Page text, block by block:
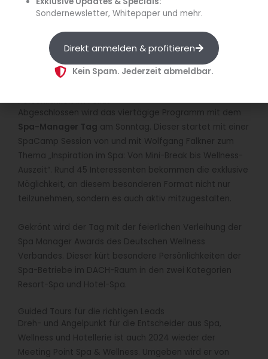
aus Wellness und Spa und beleuchten u. a. die
Umsetzung von Umwelt- und Klimaschutz. Ein Highlight ist
die Vorstellung der Benchmark-Studie Spa & Wellness
2024, welche der Deutsche Wellness Verband
gemeinsam mit der IST-Hochschule durchgeführt hat.
Persönlichkeit im Fokus
Abgeschlossen wird das viertägige Programm mit dem
Spa-Manager Tag am Sonntag. Dieser startet mit einer
SpaCamp Session von und mit Wolfgang Falkner zum
Thema „Inspiration im Spa: Von Mini-Break bis Wellness-
Auszeit“. Rund 45 Interessenten bekommen die exklusive
Möglichkeit, an diesem besonderen Format nicht nur
teilzunehmen, sondern es auch aktiv mitzugestalten.
Gekrönt wird der Tag mit der feierlichen Verleihung der
Spa Manager Awards des Deutschen Wellness
Verbandes. Dieser kürt besondere Persönlichkeiten der
Spa-Betriebe im DACH-Raum in den zwei Kategorien
Resort-Spa und Hotel-Spa.
Guided Tours für die richtigen Leads
Dreh- und Angelpunkt für die Entscheider aus Spa,
Wellness und Hotellerie ist auch 2024 wieder der
Meeting Point Spa & Wellness. Umgeben wird er von
Sondernewsletter, Whitepaper und mehr.
Direkt anmelden & profitieren
Kein Spam. Jederzeit abmeldbar.